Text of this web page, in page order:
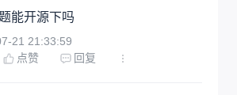
能开源下吗
21 21:33:59
点赞 回复